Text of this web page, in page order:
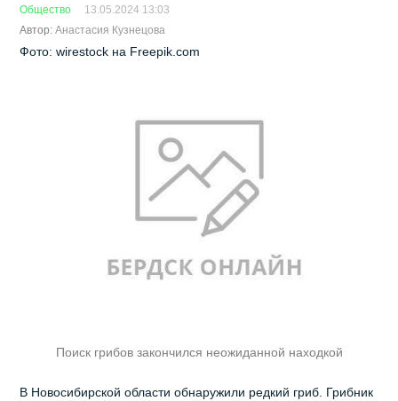
Общество
13.05.2024 13:03
Автор:Анастасия Кузнецова
Фото: wirestock на Freepik.com
Поиск грибов закончился неожиданной находкой
В Новосибирской области обнаружили редкий гриб. Грибник